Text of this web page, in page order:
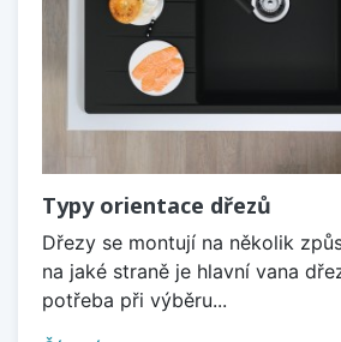
Typy orientace dřezů
Dřezy se montují na několik
na jaké straně je hlavní vana
potřeba při výběru...